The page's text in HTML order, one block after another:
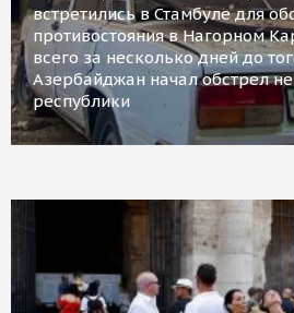
встретились в Стамбуле для
противостояния в Нагорном
всего за несколько дней до
Азербайджан начал обстрел
республики